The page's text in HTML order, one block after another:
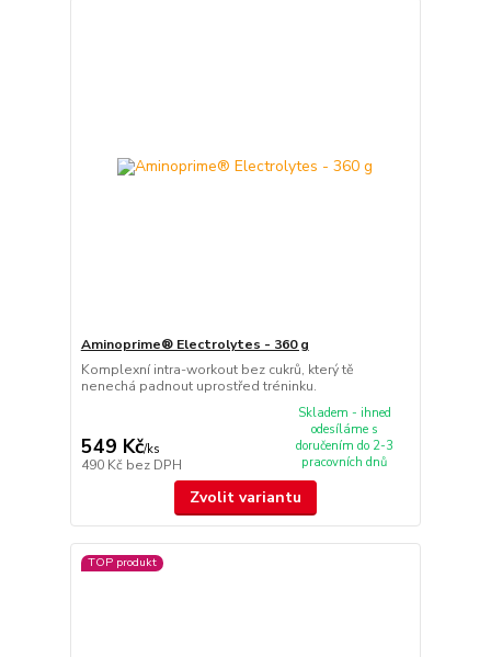
Aminoprime® Electrolytes - 360 g
Komplexní intra-workout bez cukrů, který tě
nenechá padnout uprostřed tréninku.
549 Kč/ks
490 Kč bez DPH
Skladem - ihned
odesíláme s
doručením do 2-3
pracovních dnů
Zvolit variantu
TOP produkt